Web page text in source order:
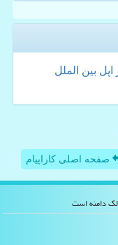
اپل بین الملل
صفحه اصلی کاراپیام